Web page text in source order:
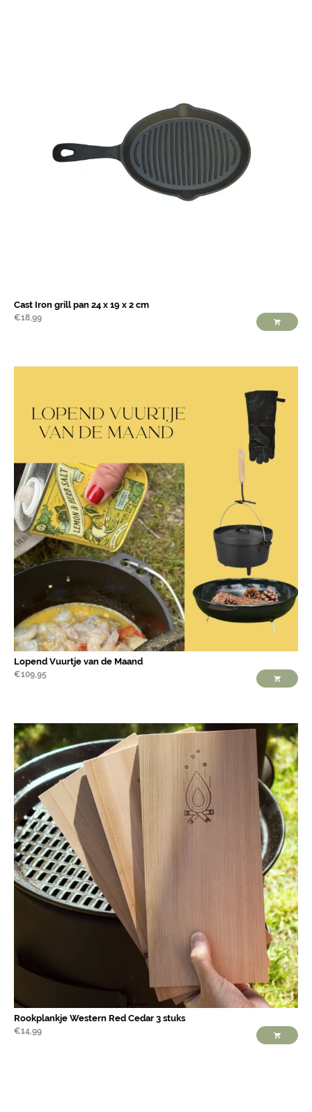
Cast Iron grill pan 24 x 19 x 2 cm
€18,99
Lopend Vuurtje van de Maand
€109,95
Rookplankje Western Red Cedar 3 stuks
€14,99